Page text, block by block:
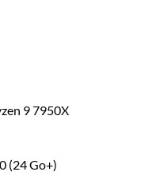
9 7950X
(24 Go+)